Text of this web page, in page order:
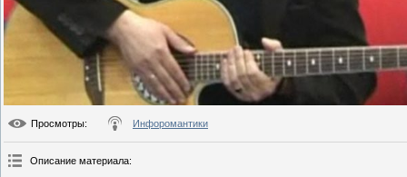
Просмотры: Инфоромантики
Описание материала: